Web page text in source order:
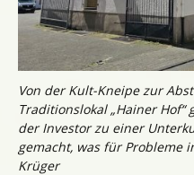
Von der Kult-Kneipe zur
Traditionslokal „Hainer
der Investor zu einer
gemacht, was für Probleme
Krüger